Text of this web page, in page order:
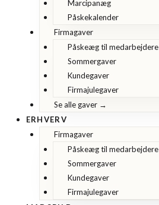
Marcipanæg
Påskekalender
Firmagaver
Påskeæg til medarbejdere
Sommergaver
Kundegaver
Firmajulegaver
Se alle gaver →
ERHVERV
Firmagaver
Påskeæg til medarbejdere
Sommergaver
Kundegaver
Firmajulegaver